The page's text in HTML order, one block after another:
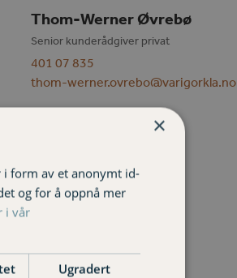
Thom-Werner Øvrebø
Senior kunderådgiver privat
401 07 835
thom-werner.ovrebo@varigorkla.no
Lise Karlsen Røstad
×
i form av et anonymt id-
og for å oppnå mer
i vår
Ugradert